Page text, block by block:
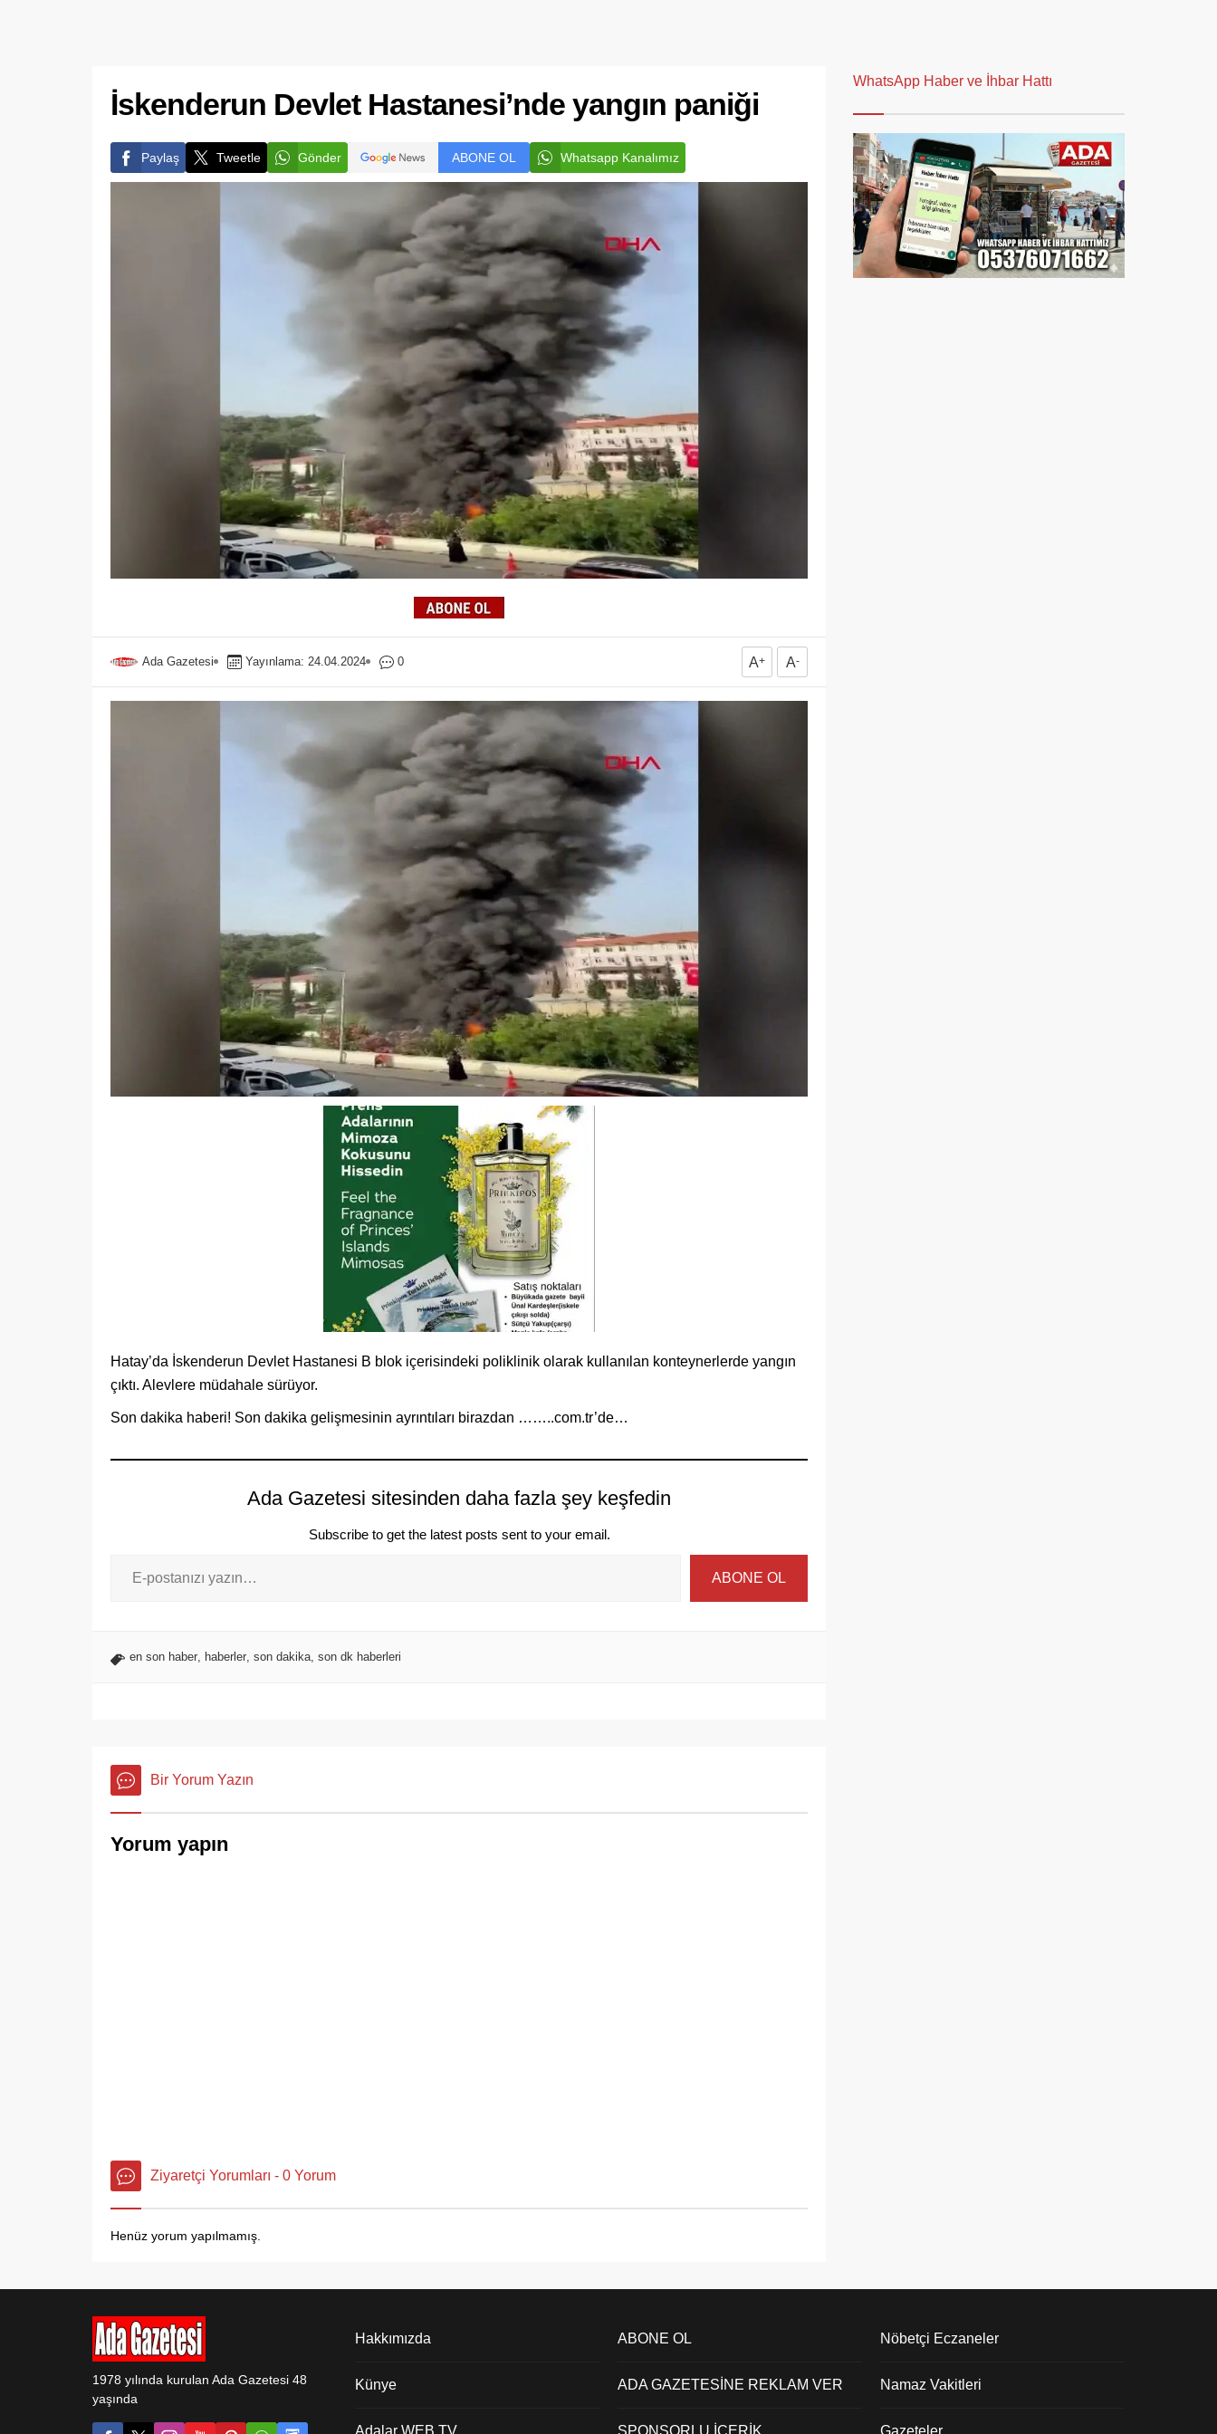
İskenderun Devlet Hastanesi’nde yangın paniği
Paylaş Tweetle Gönder ABONE OL Whatsapp Kanalımız
Ada Gazetesi Yayınlama: 24.04.2024 0 A+ A-
Hatay’da İskenderun Devlet Hastanesi B blok içerisindeki poliklinik olarak kullanılan konteynerlerde yangın
çıktı. Alevlere müdahale sürüyor.
Son dakika haberi! Son dakika gelişmesinin ayrıntıları birazdan ……..com.tr’de…
Ada Gazetesi sitesinden daha fazla şey keşfedin
Subscribe to get the latest posts sent to your email.
ABONE OL
en son haber, haberler, son dakika, son dk haberleri
Bir Yorum Yazın
Yorum yapın
Ziyaretçi Yorumları - 0 Yorum
Henüz yorum yapılmamış.
WhatsApp Haber ve İhbar Hattı
1978 yılında kurulan Ada Gazetesi 48
yaşında
Hakkımızda
Künye
ABONE OL
ADA GAZETESİNE REKLAM VER
Nöbetçi Eczaneler
Namaz Vakitleri